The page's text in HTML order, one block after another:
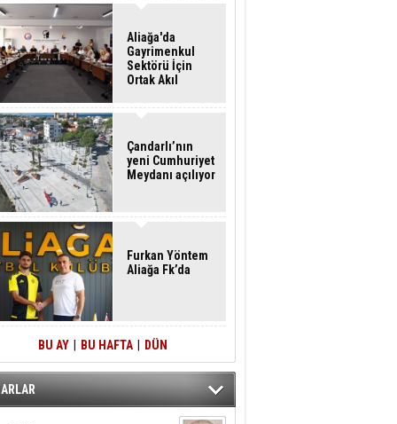
Aliağa'da
Gayrimenkul
Sektörü İçin
Ortak Akıl
Çandarlı’nın
yeni Cumhuriyet
Meydanı açılıyor
Furkan Yöntem
Aliağa Fk’da
BU AY BU HAFTA DÜN